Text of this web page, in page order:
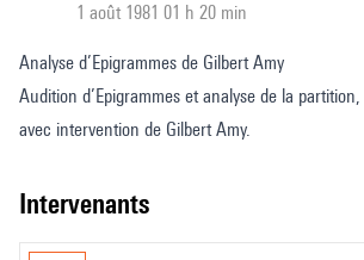
1 août 1981 01 h 20 min
Analyse d’Epigrammes de Gilbert Amy
Audition d’Epigrammes et analyse de la partition,
avec intervention de Gilbert Amy.
intervenants